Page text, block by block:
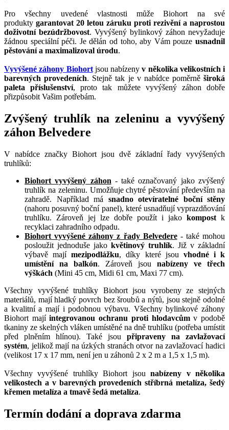
Pro všechny uvedené vlastnosti může Biohort na své
produkty garantovat 20 letou záruku proti rezivění a naprostou
doživotní bezúdržbovost. Vyvýšený bylinkový záhon nevyžaduje
žádnou speciální péči. Je dělán od toho, aby Vám pouze usnadnil
pěstování a maximalizoval úrodu.
Vyvýšené záhony Biohortjsou nabízenyv několika velikostních i
barevných provedeních. Stejně tak je v nabídce poměrně široká
paleta příslušenství, proto tak můžete vyvýšený záhon dobře
přizpůsobit Vašim potřebám.
Zvýšený truhlík na zeleninu a vyvýšený
záhon Belvedere
V nabídce značky Biohort jsou dvě základní řady vyvýšených
truhlíků:
Biohort vyvýšený záhon - také označovaný jako zvýšený
truhlík na zeleninu. Umožňuje chytré pěstování především na
zahradě. Například má snadno otevíratelné boční stěny
(nahoru posuvný boční panel), které usnadňují vyprazdňování
truhlíku. Zároveň jej lze dobře použít i jako kompost k
recyklaci zahradního odpadu.
Biohort vyvýšené záhony z řady Belvedere- také mohou
posloužit jednoduše jako květinový truhlík. Již v základní
výbavě majímezipodlážku, díky které jsou vhodné i k
umístění na balkón. Zároveň jsou nabízeny ve třech
výškách (Mini 45 cm, Midi 61 cm, Maxi 77 cm).
Všechny vyvýšené truhlíky Biohort jsou vyrobeny ze stejných
materiálů, mají hladký povrch bez šroubů a nýtů, jsou stejně odolné
a kvalitní a mají i podobnou výbavu. Všechny bylinkové záhony
Biohort majíintegrovanou ochranu proti hlodavcůmv podobě
tkaniny ze skelných vláken umístěné na dně truhlíku (potřeba umístit
před plněním hlínou). Také jsou připraveny na zavlažovací
systém, jelikož mají na úzkých stranách otvor na zavlažovací hadici
(velikost 17 x 17 mm, není jen u záhonů 2 x 2 m a 1,5 x 1,5 m).
Všechny vyvýšené truhlíky Biohort jsounabízeny v několika
velikostech a v barevných provedeních stříbrná metalíza, šedý
křemen metalíza a tmavě šedá metalíza.
Termín dodání a doprava zdarma